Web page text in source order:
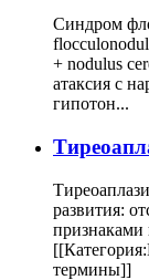
Синдром
+ nodulus
атаксия с
гипотон...
развития:
признаками
термины]]